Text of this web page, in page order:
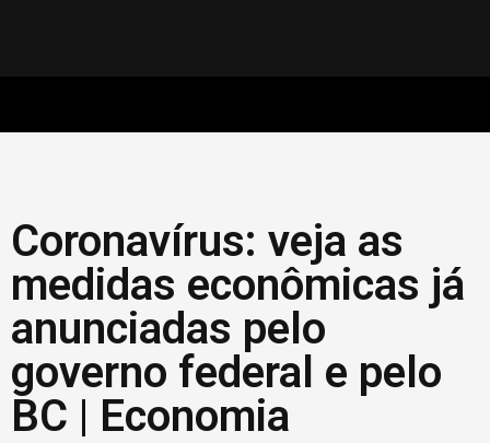
Coronavírus: veja as
medidas econômicas já
anunciadas pelo
governo federal e pelo
BC | Economia